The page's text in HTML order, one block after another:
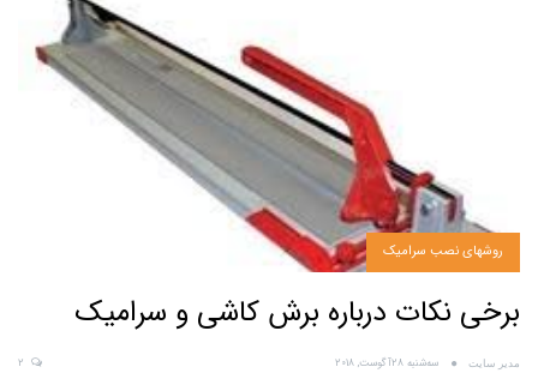
روشهای نصب سرامیک
برخی نکات درباره برش کاشی و سرامیک
مدیر سایت سه‌شنبه 28آگوست, 2018